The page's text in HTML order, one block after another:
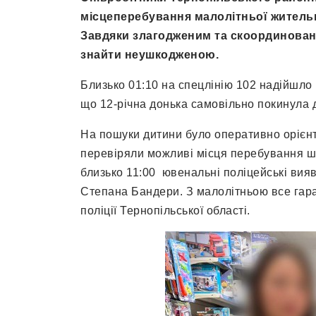
місцеперебування малолітньої
Завдяки злагодженим та
знайти неушкодженою.
Близько 01:10 на спецлінію 102 надійшло
що 12-річна донька самовільно покинула
На пошуки дитини було оперативно
перевіряли можливі місця перебування
близько 11:00 ювенальні поліцейські
Степана Бандери. З малолітньою все
поліції Тернопільської області.